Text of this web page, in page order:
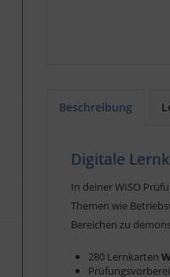
Beschreibung
Digitale
In deiner WISO
Themen wie
Bereichen zu
280 Lernkarten